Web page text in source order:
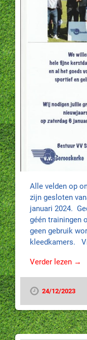
Alle velden op
zijn gesloten
januari 2024.
géén trainingen
geen gebruik
kleedkamers.
Verder lezen →
24/12/2023